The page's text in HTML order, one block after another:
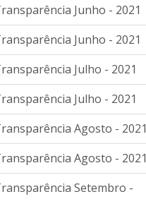
Junho - 2021
Junho - 2021
Julho - 2021
Julho - 2021
Agosto - 2021
Agosto - 2021
Setembro -